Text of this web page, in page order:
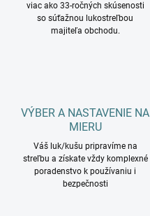
viac ako 33-ročných skúsenosti
so súťažnou lukostreľbou
majiteľa obchodu.
VÝBER A NASTAVENIE NA
MIERU
Váš luk/kušu pripravíme na
streľbu a získate vždy komplexné
poradenstvo k používaniu i
bezpečnosti